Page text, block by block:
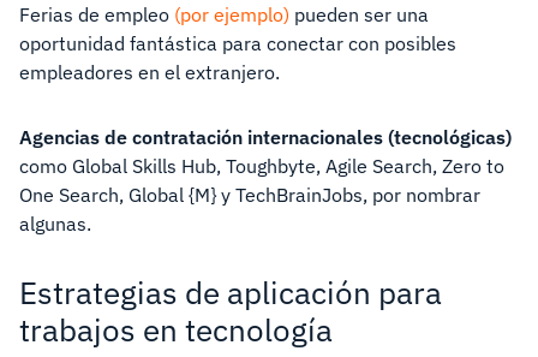
Ferias de empleo (por ejemplo) pueden ser una
oportunidad fantástica para conectar con posibles
empleadores en el extranjero.
Agencias de contratación internacionales (tecnológicas)
como Global Skills Hub, Toughbyte, Agile Search, Zero to
One Search, Global {M} y TechBrainJobs, por nombrar
algunas.
Estrategias de aplicación para
trabajos en tecnología